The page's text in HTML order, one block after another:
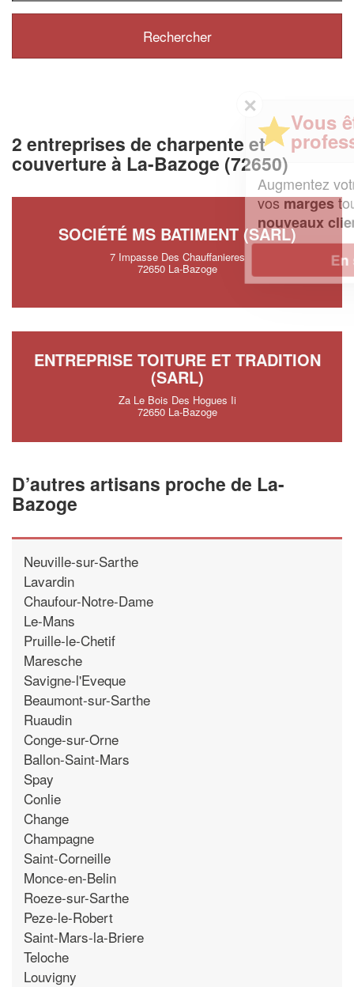
2 entreprises de charpente et
couverture à La-Bazoge (72650)
SOCIÉTÉ MS BATIMENT (SARL)
7 Impasse Des Chauffanieres
72650 La-Bazoge
ENTREPRISE TOITURE ET TRADITION
(SARL)
Za Le Bois Des Hogues Ii
72650 La-Bazoge
D’autres artisans proche de La-
Bazoge
Neuville-sur-Sarthe
Lavardin
Chaufour-Notre-Dame
Le-Mans
Pruille-le-Chetif
Maresche
Savigne-l'Eveque
Beaumont-sur-Sarthe
Ruaudin
Conge-sur-Orne
Ballon-Saint-Mars
Spay
Conlie
Change
Champagne
Saint-Corneille
Monce-en-Belin
Roeze-sur-Sarthe
Peze-le-Robert
Saint-Mars-la-Briere
Teloche
Louvigny
professionnel ?
chiffre d'affaireset
vosmargestout en gagnant de
nouveaux clients
En savoir plus